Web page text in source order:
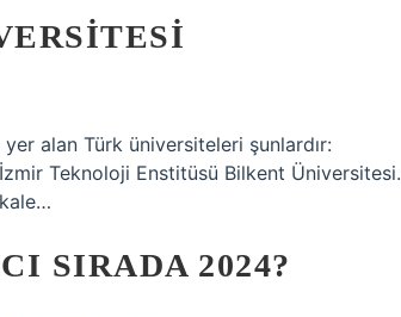
alan Türk üniversiteleri şunlardır:
Teknoloji Enstitüsü Bilkent Üniversitesi.
SIRADA 2024?